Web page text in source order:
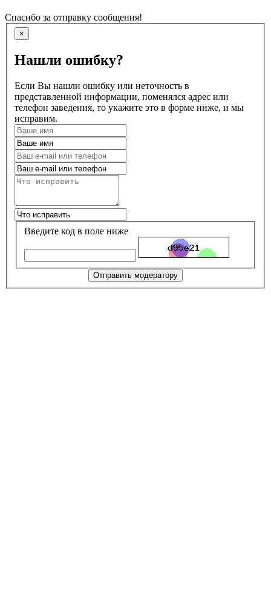
Спасибо за отправку сообщения!
×
Нашли ошибку?
Если Вы нашли ошибку или неточность в
представленной информации, поменялся адрес или
телефон заведения, то укажите это в форме ниже, и мы
исправим.
Введите код в поле ниже
Отправить модератору